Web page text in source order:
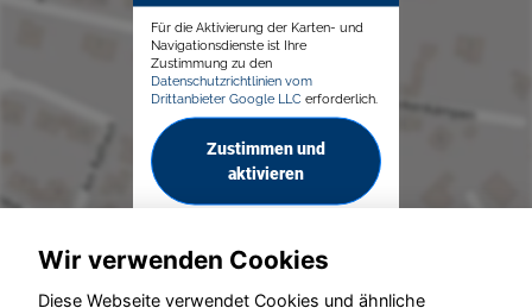
Für die Aktivierung der Karten- und
Navigationsdienste ist Ihre
Zustimmung zu den
Datenschutzrichtlinien vom
Drittanbieter Google LLC erforderlich.
Zustimmen und
aktivieren
Wir verwenden Cookies
Diese Webseite verwendet Cookies und ähnliche